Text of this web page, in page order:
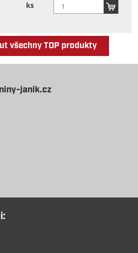
ks
všechny TOP produkty
janik.cz